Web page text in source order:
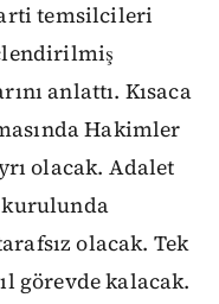
temsilcileri
anlattı. Kısaca
Hakimler
olacak. Adalet
kurulunda
olacak. Tek
görevde kalacak.